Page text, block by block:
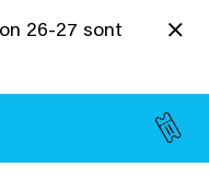
26-27 sont